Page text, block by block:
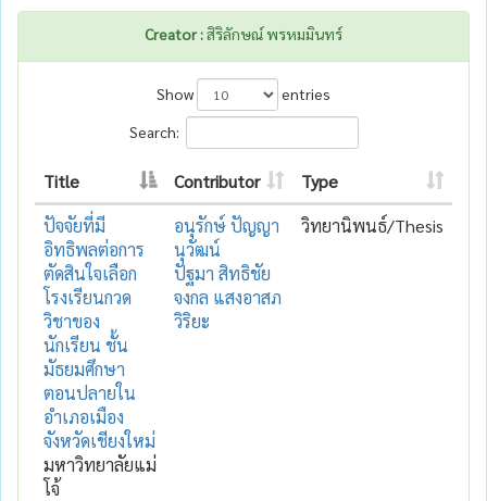
Creator :สิริลักษณ์ พรหมมินทร์
Show
entries
Search:
Title Contributor
Type
ปัจจัยที่มี
อิทธิพลต่อการ
ตัดสินใจเลือก
โรงเรียนกวด
วิชาของ
นักเรียน ชั้น
มัธยมศึกษา
ตอนปลายใน
อำเภอเมือง
จังหวัดเชียงใหม่
มหาวิทยาลัยแม่
โจ้
อนุรักษ์ ปัญญา
นุวัฒน์
ปัฐมา สิทธิชัย
จงกล แสงอาสภ
วิริยะ
วิทยานิพนธ์/Thesis